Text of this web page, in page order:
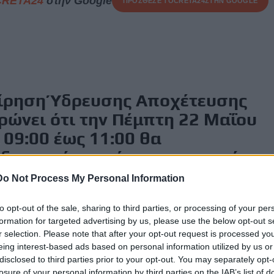
Not Process My Personal Information
opt-out of the sale, sharing to third parties, or processing of your
for targeted advertising by us, please use the below opt-out
selection. Please note that after your opt-out request is processed
interest-based ads based on personal information utilized by us
to third parties prior to your opt-out. You may separately
of your personal information by third parties on the IAB’s list of
Ύδρευσης Αποχέτευσης
ότι την Πέμπτη 22 Μαΐου
έως 11:00 θα
νερού στην περιοχή
τις οδούς Νικολάου
Κυδωνίας και Κισσάμου.
και από ώρα 09:00 έως
διακοπή νερού στην